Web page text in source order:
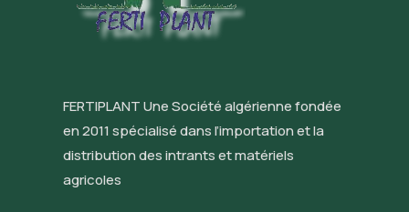
FERTIPLANT Une Société algérienne fondée
en 2011 spécialisé dans l’importation et la
distribution des intrants et matériels
agricoles